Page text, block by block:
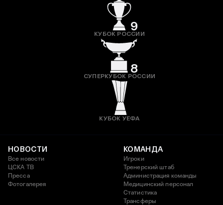
9
КУБОК РОССИИ
8
СУПЕРКУБОК РОССИИ
КУБОК УЕФА
НОВОСТИ
Все новости
ЦСКА ТВ
Пресса
Фотогалерея
КОМАНДА
Игроки
Тренерский штаб
Администрация команды
Медицинский персонал
Статистика
Трансферы